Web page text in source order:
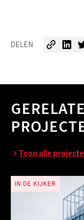
DELEN
Toon alle
IN DE KIJKER